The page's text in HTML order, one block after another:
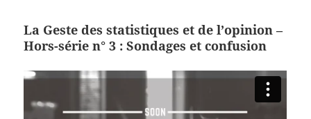
La Geste des statistiques et de l’opinion –
Hors-série n° 3 : Sondages et confusion